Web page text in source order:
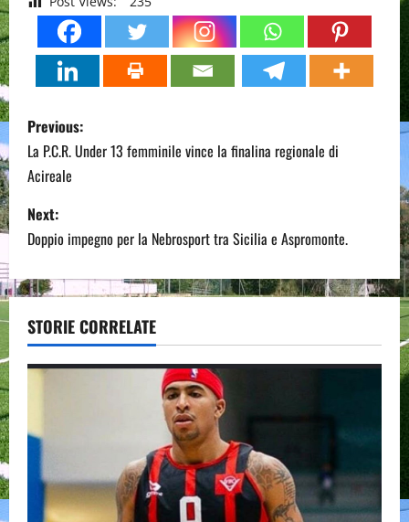
P
o
s
t
n
a
v
g
Previous:
La P.C.R. Under 13 femminile vince la finalina regionale di
Acireale
Next:
Doppio impegno per la Nebrosport tra Sicilia e Aspromonte.
STORIE CORRELATE